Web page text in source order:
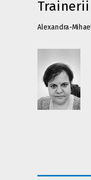
Alexandra-